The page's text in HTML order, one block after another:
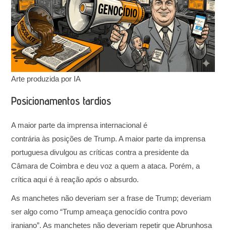
Arte produzida por IA
Posicionamentos tardios
A maior parte da imprensa internacional é
contrária às posições de Trump. A maior parte da imprensa
portuguesa divulgou as críticas contra a presidente da
Câmara de Coimbra e deu voz a quem a ataca. Porém, a
crítica aqui é à reaçãoapós o absurdo.
As manchetes não deveriam ser a frase de Trump; deveriam
ser algo como “Trump ameaça genocídio contra povo
iraniano”. As manchetes não deveriam repetir que Abrunhosa